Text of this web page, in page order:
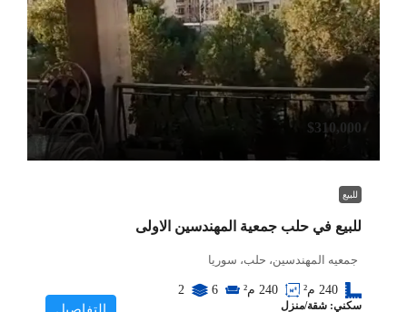
$310,000
للبيع
للبيع في حلب جمعية المهندسين الاولى
جمعيه المهندسين، حلب، سوريا
240 م² 240 م² 6
2
سكني: شقة/منزل